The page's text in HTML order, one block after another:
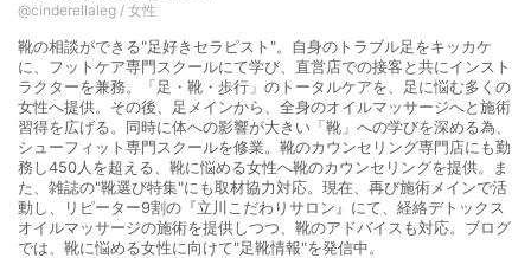
@cinderellaleg / 女性
靴の相談ができる"足好きセラピスト"。自身のトラブル足をキッカケ
に、フットケア専門スクールにて学び、直営店での接客と共にインスト
ラクターを兼務。「足・靴・歩行」のトータルケアを、足に悩む多くの
女性へ提供。その後、足メインから、全身のオイルマッサージへと施術
習得を広げる。同時に体への影響が大きい「靴」への学びを深める為、
シューフィット専門スクールを修業。靴のカウンセリング専門店にも勤
務し450人を超える、靴に悩める女性へ靴のカウンセリングを提供。ま
た、雑誌の"靴選び特集"にも取材協力対応。現在、再び施術メインで活
動し、リピーター9割の『立川こだわりサロン』にて、経絡デトックス
オイルマッサージの施術を提供しつつ、靴のアドバイスも対応。ブログ
では、靴に悩める女性に向けて"足靴情報"を発信中。